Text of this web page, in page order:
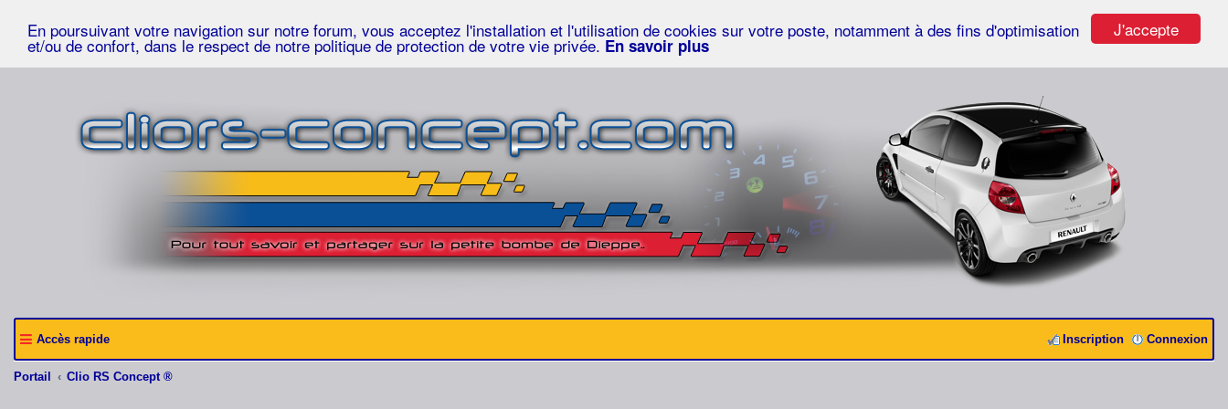
J'accepte
En poursuivant votre navigation sur notre forum, vous acceptez l'installation et l'utilisation de cookies sur votre poste, notamment à des fins d'optimisation
et/ou de confort, dans le respect de notre politique de protection de votre vie privée. En savoir plus
Accès rapide Connexion
Inscription
Portail Clio RS Concept ®